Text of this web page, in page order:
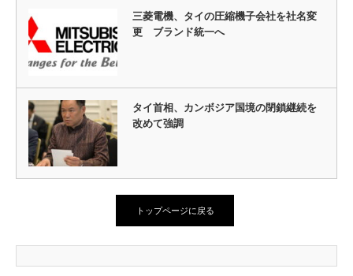
三菱電機、タイの圧縮機子会社を社名変
更 ブランド統一へ
タイ首相、カンボジア国境の閉鎖継続を
改めて強調
トップページに戻る